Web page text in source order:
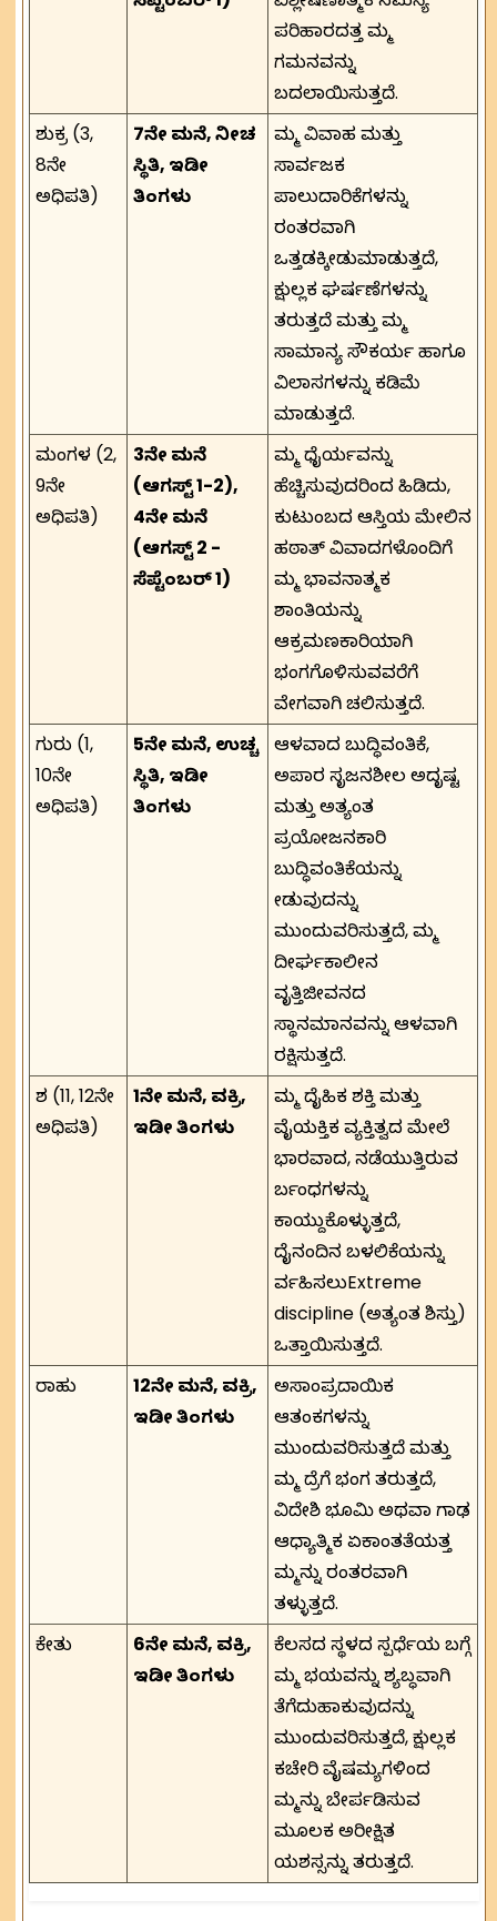
ಪರಿಹಾರದತ್ತ ನಿಮ್ಮ
ಗಮನವನ್ನು
ಬದಲಾಯಿಸುತ್ತದೆ.
ಶುಕ್ರ (3,
8ನೇ
ಅಧಿಪತಿ)
7ನೇ ಮನೆ, ನೀಚ
ಸ್ಥಿತಿ, ಇಡೀ
ತಿಂಗಳು
ನಿಮ್ಮ ವಿವಾಹ ಮತ್ತು
ಸಾರ್ವಜನಿಕ
ಪಾಲುದಾರಿಕೆಗಳನ್ನು
ನಿರಂತರವಾಗಿ
ಒತ್ತಡಕ್ಕೀಡುಮಾಡುತ್ತದೆ,
ಕ್ಷುಲ್ಲಕ ಘರ್ಷಣೆಗಳನ್ನು
ತರುತ್ತದೆ ಮತ್ತು ನಿಮ್ಮ
ಸಾಮಾನ್ಯ ಸೌಕರ್ಯ ಹಾಗೂ
ವಿಲಾಸಗಳನ್ನು ಕಡಿಮೆ
ಮಾಡುತ್ತದೆ.
ಮಂಗಳ (2,
9ನೇ
ಅಧಿಪತಿ)
3ನೇ ಮನೆ
(ಆಗಸ್ಟ್ 1-2),
4ನೇ ಮನೆ
(ಆಗಸ್ಟ್ 2 -
ಸೆಪ್ಟೆಂಬರ್ 1)
ನಿಮ್ಮ ಧೈರ್ಯವನ್ನು
ಹೆಚ್ಚಿಸುವುದರಿಂದ ಹಿಡಿದು,
ಕುಟುಂಬದ ಆಸ್ತಿಯ ಮೇಲಿನ
ಹಠಾತ್ ವಿವಾದಗಳೊಂದಿಗೆ
ನಿಮ್ಮ ಭಾವನಾತ್ಮಕ
ಶಾಂತಿಯನ್ನು
ಆಕ್ರಮಣಕಾರಿಯಾಗಿ
ಭಂಗಗೊಳಿಸುವವರೆಗೆ
ವೇಗವಾಗಿ ಚಲಿಸುತ್ತದೆ.
ಗುರು (1,
10ನೇ
ಅಧಿಪತಿ)
5ನೇ ಮನೆ, ಉಚ್ಚ
ಸ್ಥಿತಿ, ಇಡೀ
ತಿಂಗಳು
ಆಳವಾದ ಬುದ್ಧಿವಂತಿಕೆ,
ಅಪಾರ ಸೃಜನಶೀಲ ಅದೃಷ್ಟ
ಮತ್ತು ಅತ್ಯಂತ
ಪ್ರಯೋಜನಕಾರಿ
ಬುದ್ಧಿವಂತಿಕೆಯನ್ನು
ನೀಡುವುದನ್ನು
ಮುಂದುವರಿಸುತ್ತದೆ, ನಿಮ್ಮ
ದೀರ್ಘಕಾಲೀನ
ವೃತ್ತಿಜೀವನದ
ಸ್ಥಾನಮಾನವನ್ನು ಆಳವಾಗಿ
ರಕ್ಷಿಸುತ್ತದೆ.
ಶನಿ (11, 12ನೇ
ಅಧಿಪತಿ)
1ನೇ ಮನೆ, ವಕ್ರಿ,
ಇಡೀ ತಿಂಗಳು
ನಿಮ್ಮ ದೈಹಿಕ ಶಕ್ತಿ ಮತ್ತು
ವೈಯಕ್ತಿಕ ವ್ಯಕ್ತಿತ್ವದ ಮೇಲೆ
ಭಾರವಾದ, ನಡೆಯುತ್ತಿರುವ
ನಿರ್ಬಂಧಗಳನ್ನು
ಕಾಯ್ದುಕೊಳ್ಳುತ್ತದೆ,
ದೈನಂದಿನ ಬಳಲಿಕೆಯನ್ನು
ನಿರ್ವಹಿಸಲುExtreme
discipline (ಅತ್ಯಂತ ಶಿಸ್ತು)
ಒತ್ತಾಯಿಸುತ್ತದೆ.
ರಾಹು
12ನೇ ಮನೆ, ವಕ್ರಿ,
ಇಡೀ ತಿಂಗಳು
ಅಸಾಂಪ್ರದಾಯಿಕ
ಆತಂಕಗಳನ್ನು
ಮುಂದುವರಿಸುತ್ತದೆ ಮತ್ತು
ನಿಮ್ಮ ನಿದ್ರೆಗೆ ಭಂಗ ತರುತ್ತದೆ,
ವಿದೇಶಿ ಭೂಮಿ ಅಥವಾ ಗಾಢ
ಆಧ್ಯಾತ್ಮಿಕ ಏಕಾಂತತೆಯತ್ತ
ನಿಮ್ಮನ್ನು ನಿರಂತರವಾಗಿ
ತಳ್ಳುತ್ತದೆ.
ಕೇತು
6ನೇ ಮನೆ, ವಕ್ರಿ,
ಇಡೀ ತಿಂಗಳು
ಕೆಲಸದ ಸ್ಥಳದ ಸ್ಪರ್ಧೆಯ ಬಗ್ಗೆ
ನಿಮ್ಮ ಭಯವನ್ನು ನಿಶ್ಯಬ್ಧವಾಗಿ
ತೆಗೆದುಹಾಕುವುದನ್ನು
ಮುಂದುವರಿಸುತ್ತದೆ, ಕ್ಷುಲ್ಲಕ
ಕಚೇರಿ ವೈಷಮ್ಯಗಳಿಂದ
ನಿಮ್ಮನ್ನು ಬೇರ್ಪಡಿಸುವ
ಮೂಲಕ ಅನಿರೀಕ್ಷಿತ
ಯಶಸ್ಸನ್ನು ತರುತ್ತದೆ.